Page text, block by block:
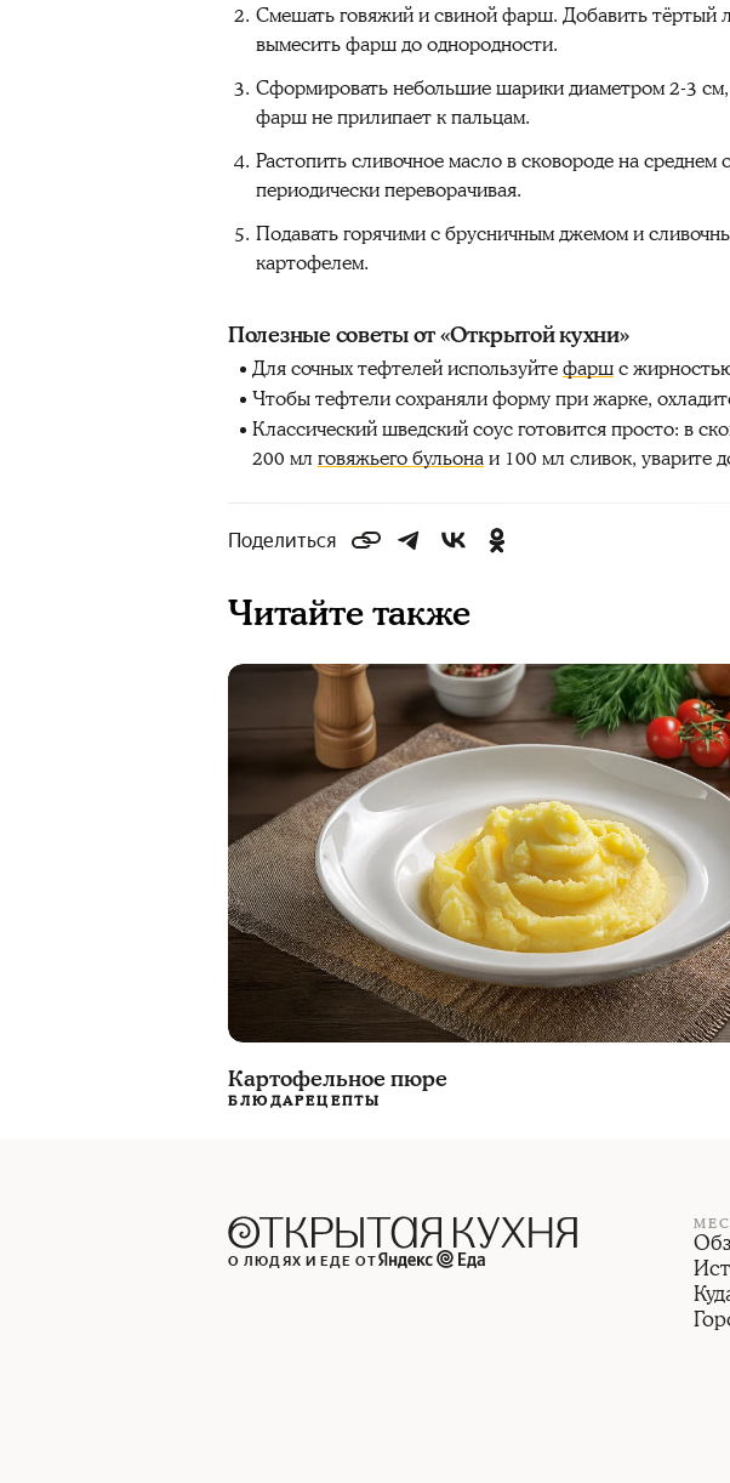
Смешать говяжий и свиной фарш. Добавить тёртый
вымесить фарш до однородности.
Сформировать небольшие шарики диаметром 2-3
фарш не прилипает к пальцам.
Растопить сливочное масло в сковороде на
периодически переворачивая.
Подавать горячими с брусничным джемом и
картофелем.
Полезные советы от «Открытой кухни»
Для сочных тефтелей используйтефаршс
Чтобы тефтели сохраняли форму при жарке,
Классический шведский соус готовится просто: в
200 мл говяжьего бульонаи 100 мл сливок, уварите
Поделиться
Читайте также
Картофельное пюре
БЛЮДАРЕЦЕПТЫ
О ЛЮДЯХ И ЕДЕ ОТ